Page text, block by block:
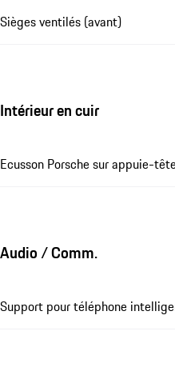
Sièges ventilés (avant)
Intérieur en cuir
Ecusson Porsche sur appuie-
Audio / Comm.
Support pour téléphone